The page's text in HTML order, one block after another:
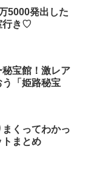
5000発出した
行き♡
宝館！激レア
「姫路秘宝
くってわかっ
トまとめ